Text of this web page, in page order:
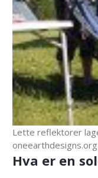
Lette reflektorer
Hva er en